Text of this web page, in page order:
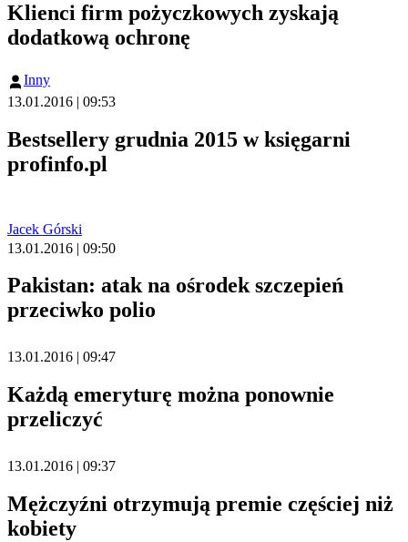
Klienci firm pożyczkowych zyskają
dodatkową ochronę
Inny
13.01.2016 | 09:53
Bestsellery grudnia 2015 w księgarni
profinfo.pl
Jacek Górski
13.01.2016 | 09:50
Pakistan: atak na ośrodek szczepień
przeciwko polio
13.01.2016 | 09:47
Każdą emeryturę można ponownie
przeliczyć
13.01.2016 | 09:37
Mężczyźni otrzymują premie częściej niż
kobiety